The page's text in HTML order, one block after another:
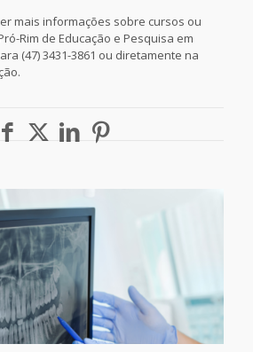
mais informações sobre cursos ou
Rim de Educação e Pesquisa em
(47) 3431-3861 ou diretamente na